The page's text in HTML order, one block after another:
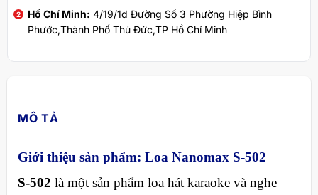
Hồ Chí Minh: 4/19/1d Đường Số 3 Phường Hiệp Bình
Phước,Thành Phố Thủ Đức,TP Hồ Chí Minh
MÔ TẢ
Giới thiệu sản phẩm: Loa Nanomax S-502
S-502 là một sản phẩm loa hát karaoke và nghe